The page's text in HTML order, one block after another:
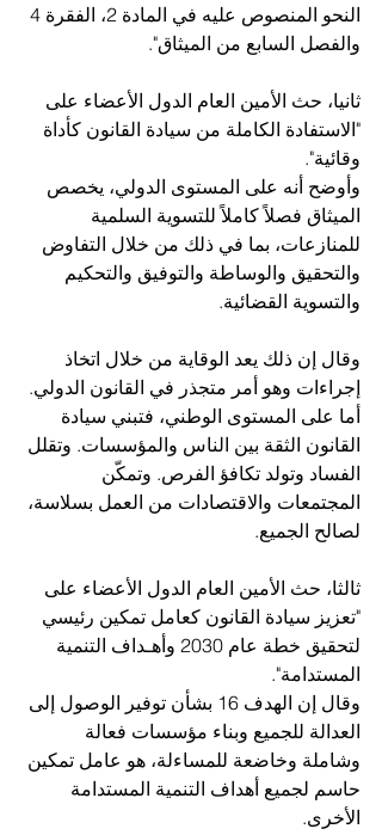
والفصل السابع من الميثاق".
ثانيا، حث الأمين العام الدول الأعضاء على
"الاستفادة الكاملة من سيادة القانون كأداة
وقائية".
وأوضح أنه على المستوى الدولي، يخصص
الميثاق فصلاً كاملاً للتسوية السلمية
للمنازعات، بما في ذلك من خلال التفاوض
والتحقيق والوساطة والتوفيق والتحكيم
والتسوية القضائية.
وقال إن ذلك يعد الوقاية من خلال اتخاذ
إجراءات وهو أمر متجذر في القانون الدولي.
أما على المستوى الوطني، فتبني سيادة
القانون الثقة بين الناس والمؤسسات. وتقلل
الفساد وتولد تكافؤ الفرص. وتمكّن
المجتمعات والاقتصادات من العمل بسلاسة،
لصالح الجميع.
ثالثا، حث الأمين العام الدول الأعضاء على
"تعزيز سيادة القانون كعامل تمكين رئيسي
لتحقيق خطة عام 2030 وأهـداف التنمية
المستدامة".
وقال إن الهدف 16 بشأن توفير الوصول إلى
العدالة للجميع وبناء مؤسسات فعالة
وشاملة وخاضعة للمساءلة، هو عامل تمكين
حاسم لجميع أهداف التنمية المستدامة
الأخرى.